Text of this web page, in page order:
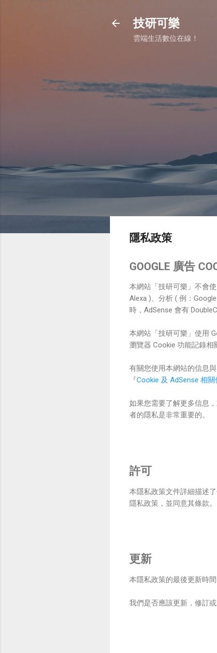
技研可樂
雲端生活數位在線！
隱私政策
GOOGLE 廣告
本網站「技研可樂」不會
Alexa )、分析 ( 例：
時，AdSense 會有
本網站「技研可樂」使用
瀏覽器 Cookie 功能記錄相
有關您使用本網站的信息
『Cookie 及 AdSense 相
如果您需要了解更多信息
者的隱私是非常重要的。
許可
本隱私政策文件詳細描述
隱私政策，並同意其條款。
更新
本隱私政策的最後更新時間
我們是否應該更新，修訂